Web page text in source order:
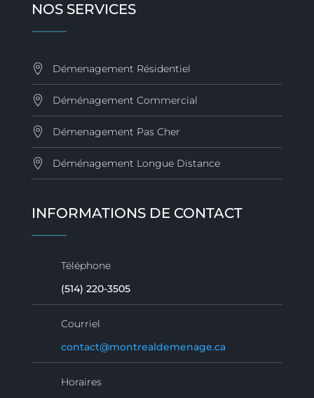
NOS SERVICES
Démenagement Résidentiel
Déménagement Commercial
Démenagement Pas Cher
Déménagement Longue Distance
INFORMATIONS DE CONTACT
Téléphone
(514) 220-3505
Courriel
contact@montrealdemenage.ca
Horaires